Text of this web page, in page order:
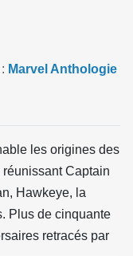
Marvel Anthologie
les origines des
Captain
Hawkeye, la
Plus de cinquante
retracés par